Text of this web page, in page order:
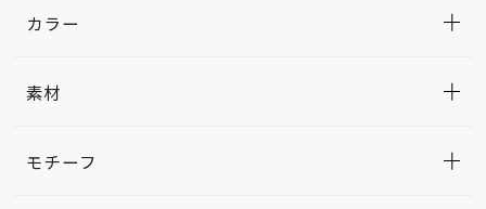
カラー
素材
モチーフ